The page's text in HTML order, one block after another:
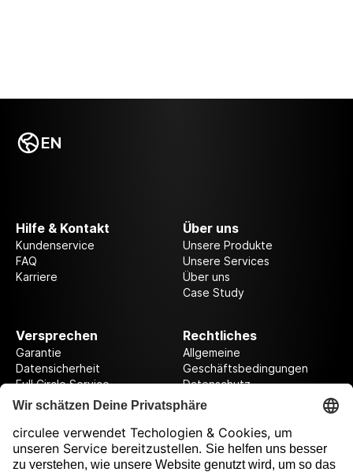
EN
Hilfe & Kontakt
Kundenservice
FAQ
Karriere
Über uns
Unsere Produkte
Unsere Services
Über uns
Case Study
Versprechen
Garantie
Datensicherheit
Full Circle Service
Rechtliches
Allgemeine
Geschäftsbedingungen
Datenschutz
Datenschutzeinstellungen